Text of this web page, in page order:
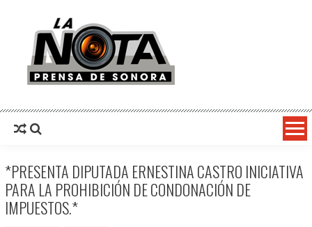
La Nota Prensa De Sonora
*PRESENTA DIPUTADA ERNESTINA CASTRO INICIATIVA
PARA LA PROHIBICIÓN DE CONDONACIÓN DE
IMPUESTOS.*